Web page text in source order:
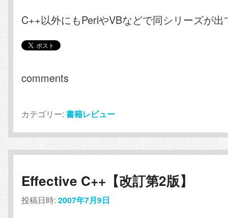
C++以外にもPerlやVBなどで同シリーズが
comments
カテゴリー: 書籍レビュー
Effective C++【改訂第2版】
投稿日時:2007年7月9日